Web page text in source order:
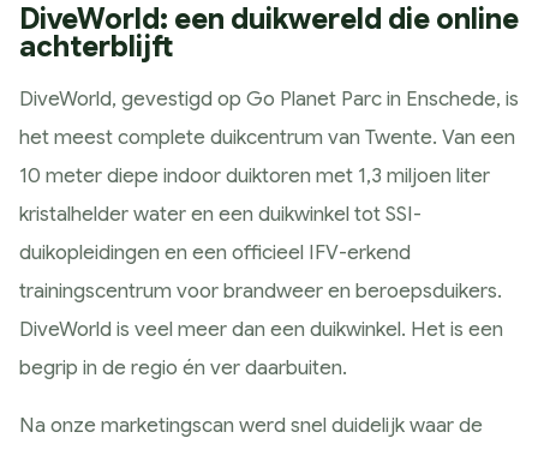
Meting & Analyse
Ontwerp
Huisstijl ontwerp
Website ontwerp
App ontwerp
Campagne design
Presteren
SEO & GEO
Google Analytics
Conversie en optimalisatie
DiveWorld: een duikwereld die online
achterblijft
DiveWorld, gevestigd op Go Planet Parc in Enschede, is
het meest complete duikcentrum van Twente. Van een
10 meter diepe indoor duiktoren met 1,3 miljoen liter
kristalhelder water en een duikwinkel tot SSI-
duikopleidingen en een officieel IFV-erkend
trainingscentrum voor brandweer en beroepsduikers.
DiveWorld is veel meer dan een duikwinkel. Het is een
begrip in de regio én ver daarbuiten.
Na onze marketingscan werd snel duidelijk waar de